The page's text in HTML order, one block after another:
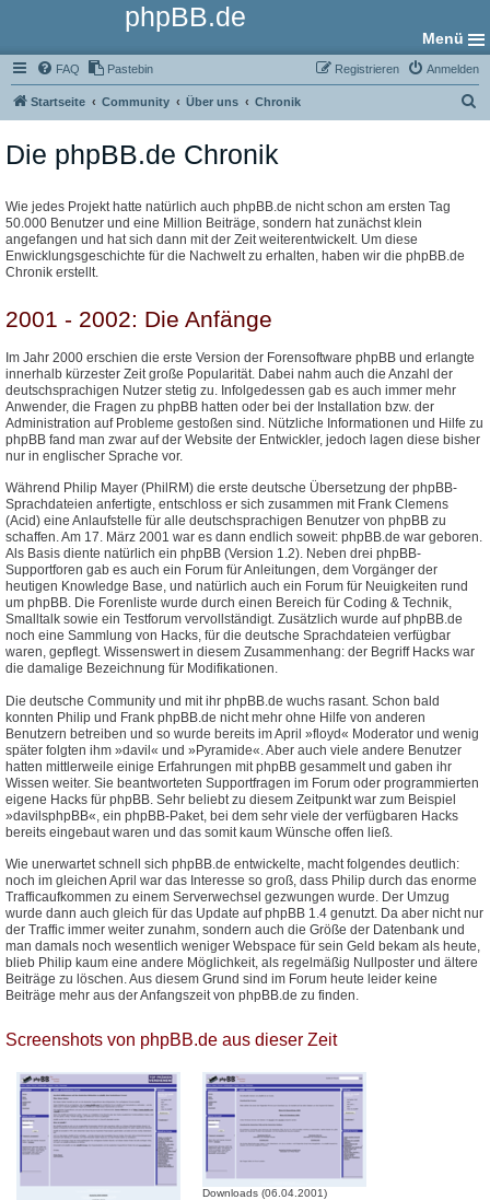
phpBB.de
Menü
FAQ Pastebin Anmelden
Registrieren
Startseite Community Über uns Chronik
Die phpBB.de Chronik
Wie jedes Projekt hatte natürlich auch phpBB.de nicht schon am ersten Tag
50.000 Benutzer und eine Million Beiträge, sondern hat zunächst klein
angefangen und hat sich dann mit der Zeit weiterentwickelt. Um diese
Enwicklungsgeschichte für die Nachwelt zu erhalten, haben wir die phpBB.de
Chronik erstellt.
2001 - 2002: Die Anfänge
Im Jahr 2000 erschien die erste Version der Forensoftware phpBB und erlangte
innerhalb kürzester Zeit große Popularität. Dabei nahm auch die Anzahl der
deutschsprachigen Nutzer stetig zu. Infolgedessen gab es auch immer mehr
Anwender, die Fragen zu phpBB hatten oder bei der Installation bzw. der
Administration auf Probleme gestoßen sind. Nützliche Informationen und Hilfe zu
phpBB fand man zwar auf der Website der Entwickler, jedoch lagen diese bisher
nur in englischer Sprache vor.
Während Philip Mayer (PhilRM) die erste deutsche Übersetzung der phpBB-
Sprachdateien anfertigte, entschloss er sich zusammen mit Frank Clemens
(Acid) eine Anlaufstelle für alle deutschsprachigen Benutzer von phpBB zu
schaffen. Am 17. März 2001 war es dann endlich soweit: phpBB.de war geboren.
Als Basis diente natürlich ein phpBB (Version 1.2). Neben drei phpBB-
Supportforen gab es auch ein Forum für Anleitungen, dem Vorgänger der
heutigen Knowledge Base, und natürlich auch ein Forum für Neuigkeiten rund
um phpBB. Die Forenliste wurde durch einen Bereich für Coding & Technik,
Smalltalk sowie ein Testforum vervollständigt. Zusätzlich wurde auf phpBB.de
noch eine Sammlung von Hacks, für die deutsche Sprachdateien verfügbar
waren, gepflegt. Wissenswert in diesem Zusammenhang: der Begriff Hacks war
die damalige Bezeichnung für Modifikationen.
Die deutsche Community und mit ihr phpBB.de wuchs rasant. Schon bald
konnten Philip und Frank phpBB.de nicht mehr ohne Hilfe von anderen
Benutzern betreiben und so wurde bereits im April »floyd« Moderator und wenig
später folgten ihm »davil« und »Pyramide«. Aber auch viele andere Benutzer
hatten mittlerweile einige Erfahrungen mit phpBB gesammelt und gaben ihr
Wissen weiter. Sie beantworteten Supportfragen im Forum oder programmierten
eigene Hacks für phpBB. Sehr beliebt zu diesem Zeitpunkt war zum Beispiel
»davilsphpBB«, ein phpBB-Paket, bei dem sehr viele der verfügbaren Hacks
bereits eingebaut waren und das somit kaum Wünsche offen ließ.
Wie unerwartet schnell sich phpBB.de entwickelte, macht folgendes deutlich:
noch im gleichen April war das Interesse so groß, dass Philip durch das enorme
Trafficaufkommen zu einem Serverwechsel gezwungen wurde. Der Umzug
wurde dann auch gleich für das Update auf phpBB 1.4 genutzt. Da aber nicht nur
der Traffic immer weiter zunahm, sondern auch die Größe der Datenbank und
man damals noch wesentlich weniger Webspace für sein Geld bekam als heute,
blieb Philip kaum eine andere Möglichkeit, als regelmäßig Nullposter und ältere
Beiträge zu löschen. Aus diesem Grund sind im Forum heute leider keine
Beiträge mehr aus der Anfangszeit von phpBB.de zu finden.
Screenshots von phpBB.de aus dieser Zeit
Downloads (06.04.2001)